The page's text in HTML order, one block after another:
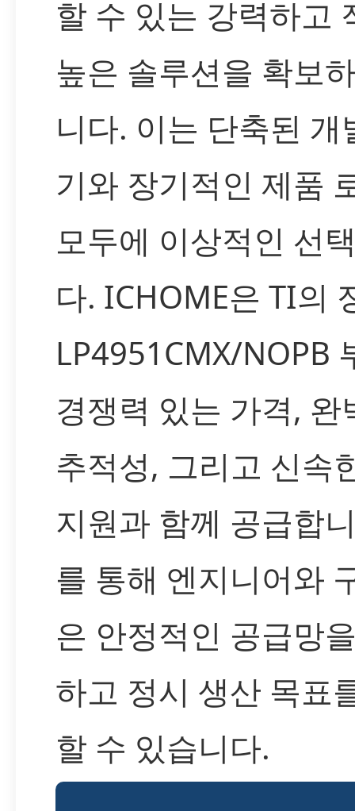
할 수 있는 강력하고
높은 솔루션을 확보
니다. 이는 단축된 개
기와 장기적인 제품
모두에 이상적인 선
다. ICHOME은 TI의
LP4951CMX/NOPB
경쟁력 있는 가격, 완
추적성, 그리고 신속
지원과 함께 공급합
를 통해 엔지니어와
은 안정적인 공급망
하고 정시 생산 목표
할 수 있습니다.